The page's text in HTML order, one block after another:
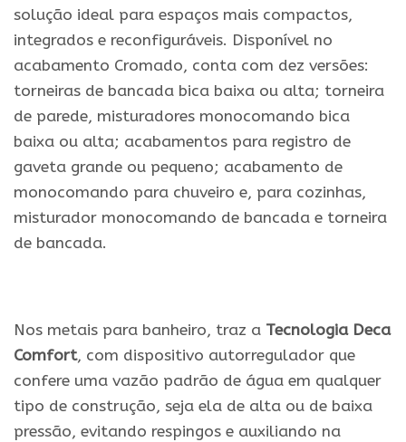
solução ideal para espaços mais compactos,
integrados e reconfiguráveis. Disponível no
acabamento Cromado, conta com dez versões:
torneiras de bancada bica baixa ou alta; torneira
de parede, misturadores monocomando bica
baixa ou alta; acabamentos para registro de
gaveta grande ou pequeno; acabamento de
monocomando para chuveiro e, para cozinhas,
misturador monocomando de bancada e torneira
de bancada.
Nos metais para banheiro, traz a Tecnologia Deca
Comfort, com dispositivo autorregulador que
confere uma vazão padrão de água em qualquer
tipo de construção, seja ela de alta ou de baixa
pressão, evitando respingos e auxiliando na